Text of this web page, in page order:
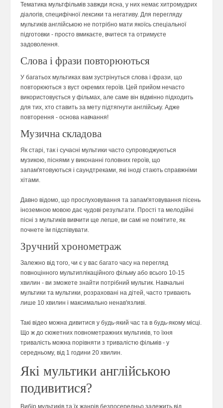
Тематика мультфільмів завжди ясна, у них немає хитромудрих
діалогів, специфічної лексики та негативу. Для перегляду
мультиків англійською не потрібно мати якоїсь спеціальної
підготовки - просто вмикаєте, вчитеся та отримуєте
задоволення.
Слова і фрази повторюються
У багатьох мультиках вам зустрінуться слова і фрази, що
повторюються з вуст окремих героїв. Цей прийом нечасто
використовується у фільмах, але саме він відмінно підходить
для тих, хто ставить за мету підтягнути англійську. Адже
повторення - основа навчання!
Музична складова
Як старі, так і сучасні мультики часто супроводжуються
музикою, піснями у виконанні головних героїв, що
запам'ятовуються і саундтреками, які іноді стають справжніми
хітами.
Давно відомо, що прослуховування та запам'ятовування пісень
іноземною мовою дає чудові результати. Прості та мелодійні
пісні з мультиків вивчити ще легше, ви самі не помітите, як
почнете їм підспівувати.
Зручний хронометраж
Залежно від того, чи є у вас багато часу на перегляд
повноцінного мультиплікаційного фільму або всього 10-15
хвилин - ви зможете знайти потрібний мультик. Навчальні
мультики та мультики, розраховані на дітей, часто тривають
лише 10 хвилин і максимально ненав'язливі.
Такі відео можна дивитися у будь-який час та в будь-якому місці.
Що ж до сюжетних повнометражних мультиків, то їхня
тривалість можна порівняти з тривалістю фільмів - у
середньому, від 1 години 20 хвилин.
Які мультики англійською
подивитися?
Вибір мультиків та їх жанрів безпосередньо залежить від